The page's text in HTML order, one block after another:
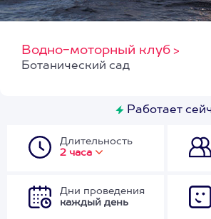
Водно-моторный клуб >
Ботанический сад
Работает
Длительность
2 часа
Дни проведения
каждый день